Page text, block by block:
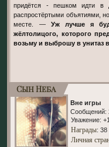
придётся - пешком идти в
распростёртыми объятиями,
месте. — Уж лучше я
жёлтолицого, которого
возьму и выброшу в унитаз
Сын Неба
Вне игры
Сообщений:
Уважение:
Награды: 38
Личная